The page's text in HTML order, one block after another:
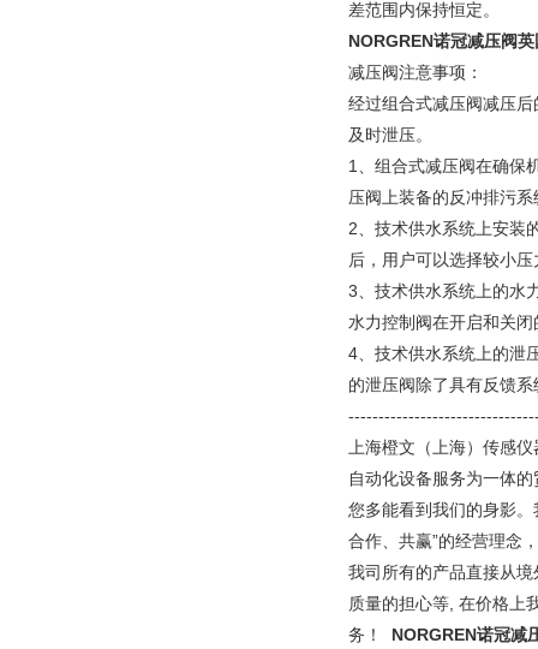
差范围内保持恒定。
NORGREN诺冠减压阀英
减压阀注意事项：
经过组合式减压阀减压
及时泄压。
1、组合式减压阀在确保
压阀上装备的反冲排污
2、技术供水系统上安装
后，用户可以选择较小
3、技术供水系统上的水
水力控制阀在开启和关
4、技术供水系统上的泄
的泄压阀除了具有反馈
上海橙文（上海）传感
自动化设备服务为一体
您多能看到我们的身影
合作、共赢”的经营理念
我司所有的产品直接从
质量的担心等, 在价格上
务！ NORGREN诺冠减